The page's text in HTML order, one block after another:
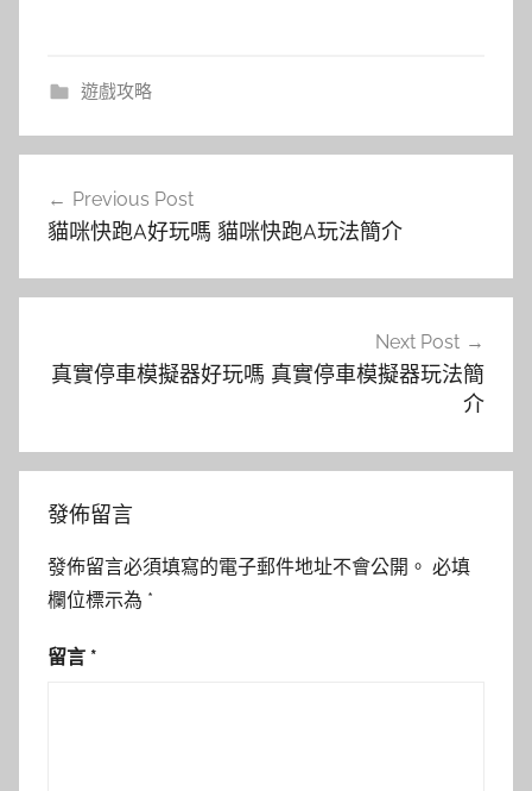
遊戲攻略
覽
Previous Post
貓咪快跑A好玩嗎 貓咪快跑A玩法簡介
Next Post
真實停車模擬器好玩嗎 真實停車模擬器玩法簡
介
發佈留言
發佈留言必須填寫的電子郵件地址不會公開。 必填
欄位標示為 *
留言 *